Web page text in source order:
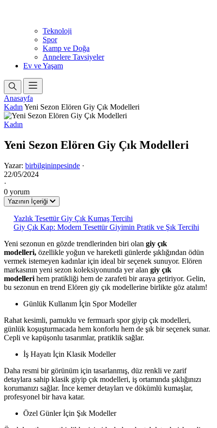
Teknoloji
Spor
Kamp ve Doğa
Annelere Tavsiyeler
Ev ve Yaşam
Anasayfa
Kadın Yeni Sezon Elören Giy Çık Modelleri
Kadın
Yeni Sezon Elören Giy Çık Modelleri
Yazar: birbilgininpesinde ·
22/05/2024
·
0 yorum
Yazının İçeriği
Yazlık Tesettür Giy Çık Kumaş Tercihi
Giy Çık Kap: Modern Tesettür Giyimin Pratik ve Şık Tercihi
Yeni sezonun en gözde trendlerinden biri olan giy çık
modelleri, özellikle yoğun ve hareketli günlerde şıklığından ödün
vermek istemeyen kadınlar için ideal bir seçenek sunuyor. Elören
markasının yeni sezon koleksiyonunda yer alan giy çık
modelleri hem pratikliği hem de zarafeti bir araya getiriyor. Gelin,
bu sezonun en trend Elören giy çık modellerine birlikte göz atalım!
Günlük Kullanım İçin Spor Modeller
Rahat kesimli, pamuklu ve fermuarlı spor giyip çık modelleri,
günlük koşuşturmacada hem konforlu hem de şık bir seçenek sunar.
Cepli ve kapüşonlu tasarımlar, pratiklik sağlar.
İş Hayatı İçin Klasik Modeller
Daha resmi bir görünüm için tasarlanmış, düz renkli ve zarif
detaylara sahip klasik giyip çık modelleri, iş ortamında şıklığınızı
korumanızı sağlar. İnce kemer detayları ve dökümlü kumaşlar,
profesyonel bir hava katar.
Özel Günler İçin Şık Modeller